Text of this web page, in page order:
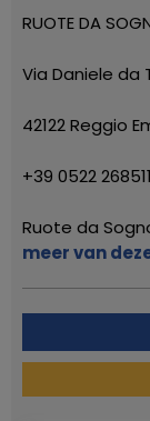
RUOTE DA
Via Daniele da
42122 Reggio
+39 0522 268511
Ruote da
meer van